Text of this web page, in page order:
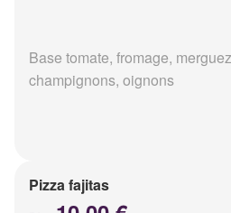
Base tomate, fromage,
champignons, oignons
Pizza fajitas